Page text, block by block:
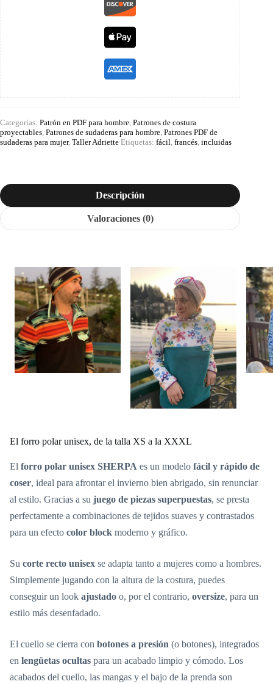
Categorías: Patrón en PDF para hombre Patrones de costura
proyectables Patrones de sudaderas para hombre Patrones PDF de
sudaderas para mujer, Taller Adriette Etiquetas: fácil francés incluidas
Descripción
Valoraciones (0)
El forro polar unisex, de la talla XS a la XXXL
El forro polar unisex SHERPA es un modelo fácil y rápido de
coser, ideal para afrontar el invierno bien abrigado, sin renunciar
al estilo. Gracias a su juego de piezas superpuestas, se presta
perfectamente a combinaciones de tejidos suaves y contrastados
para un efecto color block moderno y gráfico.
Su corte recto unisex se adapta tanto a mujeres como a hombres.
Simplemente jugando con la altura de la costura, puedes
conseguir un look ajustado o, por el contrario, oversize, para un
estilo más desenfadado.
El cuello se cierra con botones a presión (o botones), integrados
en lengüetas ocultas para un acabado limpio y cómodo. Los
acabados del cuello, las mangas y el bajo de la prenda son